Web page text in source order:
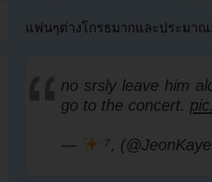
แฟนๆต่างโกรธมากและประมา
no srsly leave him
go to the concert.
— ⁷,